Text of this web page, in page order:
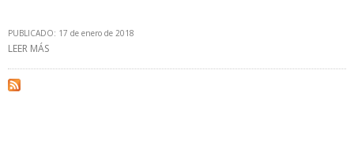
PUBLICADO: 17 de enero de 2018
LEER MÁS